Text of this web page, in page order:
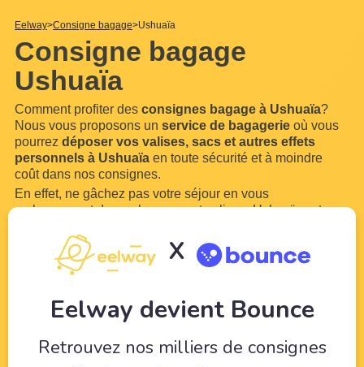
Eelway Consigne bagage Ushuaïa
Consigne bagage
Ushuaïa
Comment profiter des consignes bagage à Ushuaïa?
Nous vous proposons un service de bagagerie où vous
pourrez déposer vos valises, sacs et autres effets
personnels à Ushuaïa en toute sécurité et à moindre
coût dans nos consignes.
En effet, ne gâchez pas votre séjour en vous
embarrassant de vos bagages et valises. Ushuaïa est une
confiez vos bagages à des professionnels du tourisme.
Libérez-vous de vos bagages pour pouvoir profiter de
Lire plus
X
Eelway devient Bounce
Retrouvez nos milliers de consignes